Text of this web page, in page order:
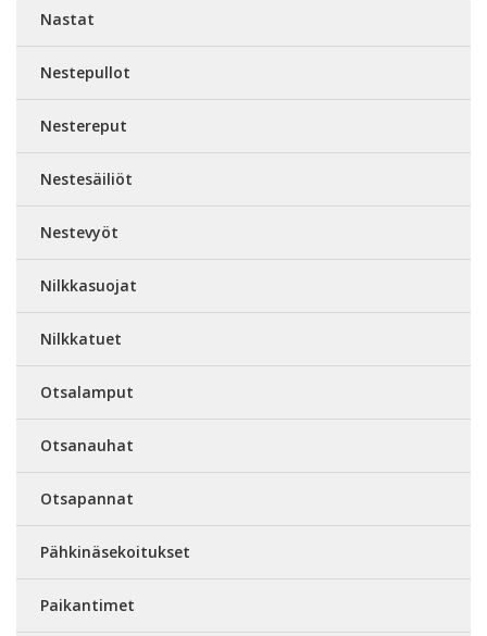
Nastat
Nestepullot
Nestereput
Nestesäiliöt
Nestevyöt
Nilkkasuojat
Nilkkatuet
Otsalamput
Otsanauhat
Otsapannat
Pähkinäsekoitukset
Paikantimet